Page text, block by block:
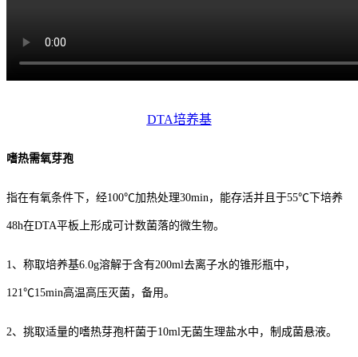
DTA培养基
嗜热需氧芽孢
指在有氧条件下，经100℃加热处理30min，能存活并且于55℃下培养
48h在DTA平板上形成可计数菌落的微生物。
1、称取培养基6.0g溶解于含有200ml去离子水的锥形瓶中，
121℃15min高温高压灭菌，备用。
2、挑取适量的嗜热芽孢杆菌于10ml无菌生理盐水中，制成菌悬液。